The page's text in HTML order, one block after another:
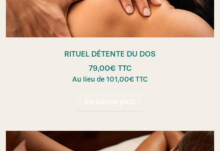
RITUEL DÉTENTE DU DOS
79,00€ TTC
Au lieu de 101,00€TTC
En savoir plus